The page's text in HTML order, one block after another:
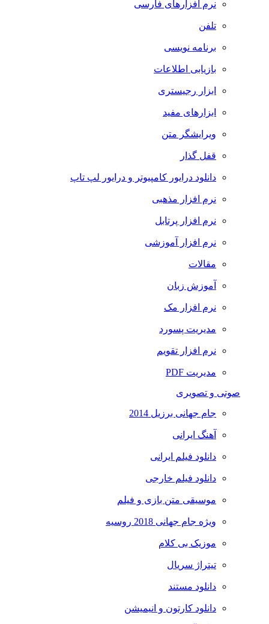
نرم افزارهای فارسی
تلفن
برنامه نویسی
بازیابی اطلاعات
ابزار رجیستری
ابزارهای مفید
ویرایشگر متن
قفل گذار
دانلود درایور کامپیوتر و درایور لپ تاپ
نرم افزار مذهبی
نرم افزار پرتابل
نرم افزار آموزشی
مقالات
آموزش زبان
نرم افزار مک
مدیریت پسورد
نرم افزار تقویم
مدیریت PDF
صوتی و تصویری
جام جهانی برزیل 2014
آهنگ ایرانی
دانلود فیلم ایرانی
دانلود فیلم خارجی
موسیقی متن بازی و فیلم
ویژه جام جهانی 2018 روسیه
موزیک بی کلام
تیتراژ سریال
دانلود مستند
دانلود کارتون و انیمیشن